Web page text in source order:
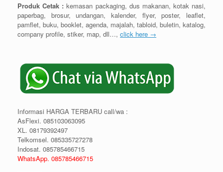
Produk Cetak : kemasan packaging, dus makanan, kotak nasi,
paperbag, brosur, undangan, kalender, flyer, poster, leaflet,
pamflet, buku, booklet, agenda, majalah, tabloid, buletin, katalog,
company profile, stiker, map, dll…, click here →
Informasi HARGA TERBARU call/wa :
AsFlexi. 085103063095
XL. 08179392497
Telkomsel. 085335727278
Indosat. 085785466715
WhatsApp. 085785466715